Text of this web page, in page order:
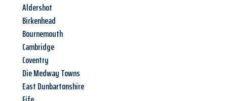
Aldershot
Birkenhead
Bournemouth
Cambridge
Coventry
Die Medway Towns
East Dunbartonshire